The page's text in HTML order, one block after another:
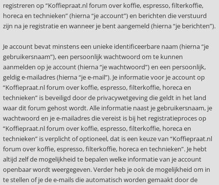
registreren op “Koffiepraat.nl forum over koffie, espresso, filterkoffie,
horeca en technieken” (hierna “je account”) en berichten die verstuurd
zijn na je registratie en wanneer je bent aangemeld (hierna “je berichten”).
Je account bevat minstens een unieke identificeerbare naam (hierna “je
gebruikersnaam”), een persoonlijk wachtwoord om te kunnen
aanmelden op je account (hierna “je wachtwoord”) en een persoonlijk,
geldig e-mailadres (hierna “je e-mail”). Je informatie voor je account op
“Koffiepraat.nl forum over koffie, espresso, filterkoffie, horeca en
technieken” is beveiligd door de privacywetgeving die geldt in het land
waar dit forum gehost wordt. Alle informatie naast je gebruikersnaam, je
wachtwoord en je e-mailadres die vereist is bij het registratieproces op
“Koffiepraat.nl forum over koffie, espresso, filterkoffie, horeca en
technieken” is verplicht of optioneel, dat is een keuze van “Koffiepraat.nl
forum over koffie, espresso, filterkoffie, horeca en technieken”. Je hebt
altijd zelf de mogelijkheid te bepalen welke informatie van je account
openbaar wordt weergegeven. Verder heb je ook de mogelijkheid om in
te stellen of je de e-mails die automatisch worden gemaakt door de